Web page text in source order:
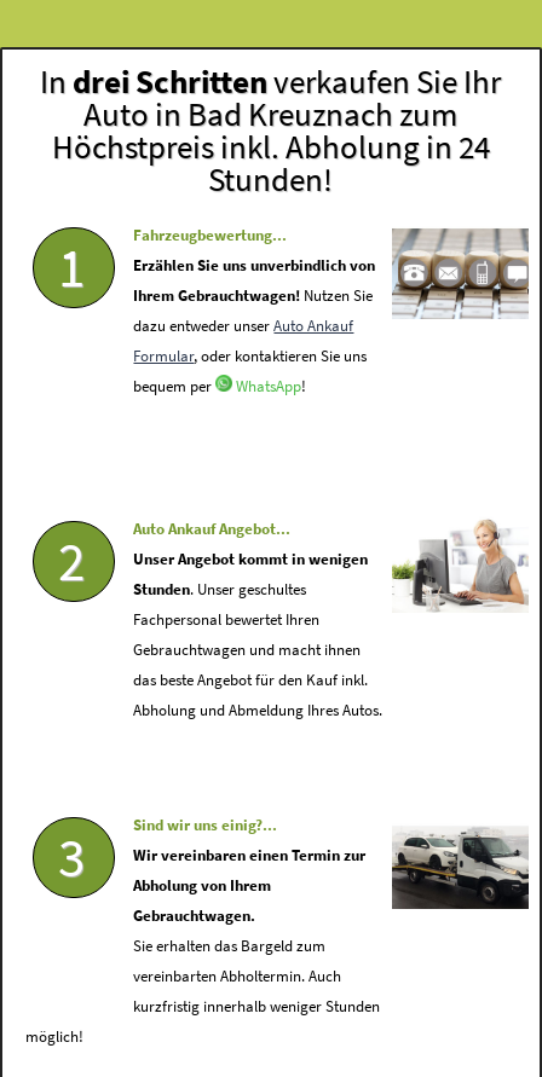
In drei Schrittenverkaufen Sie Ihr
Auto in Bad Kreuznach zum
Höchstpreis inkl. Abholung in 24
Stunden!
1
Fahrzeugbewertung...
Erzählen Sie uns unverbindlich von
Ihrem Gebrauchtwagen! Nutzen Sie
dazu entweder unserAuto Ankauf
Formular, oder kontaktieren Sie uns
bequem per
WhatsApp!
2
Auto Ankauf Angebot...
Unser Angebot kommt in wenigen
Stunden. Unser geschultes
Fachpersonal bewertet Ihren
Gebrauchtwagen und macht ihnen
das beste Angebot für den Kauf inkl.
Abholung und Abmeldung Ihres Autos.
3
Sind wir uns einig?...
Wir vereinbaren einen Termin zur
Abholung von Ihrem
Gebrauchtwagen.
Sie erhalten das Bargeld zum
vereinbarten Abholtermin. Auch
kurzfristig innerhalb weniger Stunden
möglich!